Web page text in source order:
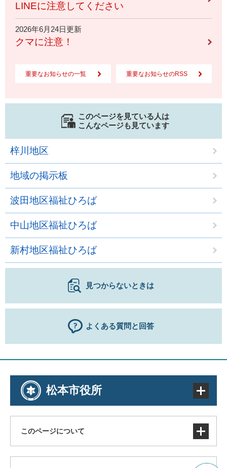
LINEに注意してください
2026年6月24日更新
クマに注意！
重要なお知らせの一覧 重要なお知らせのRSS
このページを見ている人は
こんなページも見ています
梓川地区
地域の掲示板
波田地区福祉ひろば
中山地区福祉ひろば
新村地区福祉ひろば
見つからないときは
よくある質問と回答
松本市役所
このページについて